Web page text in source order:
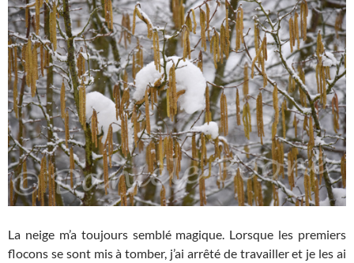
La neige m’a toujours semblé magique. Lorsque les premiers
flocons se sont mis à tomber, j’ai arrêté de travailler et je les ai